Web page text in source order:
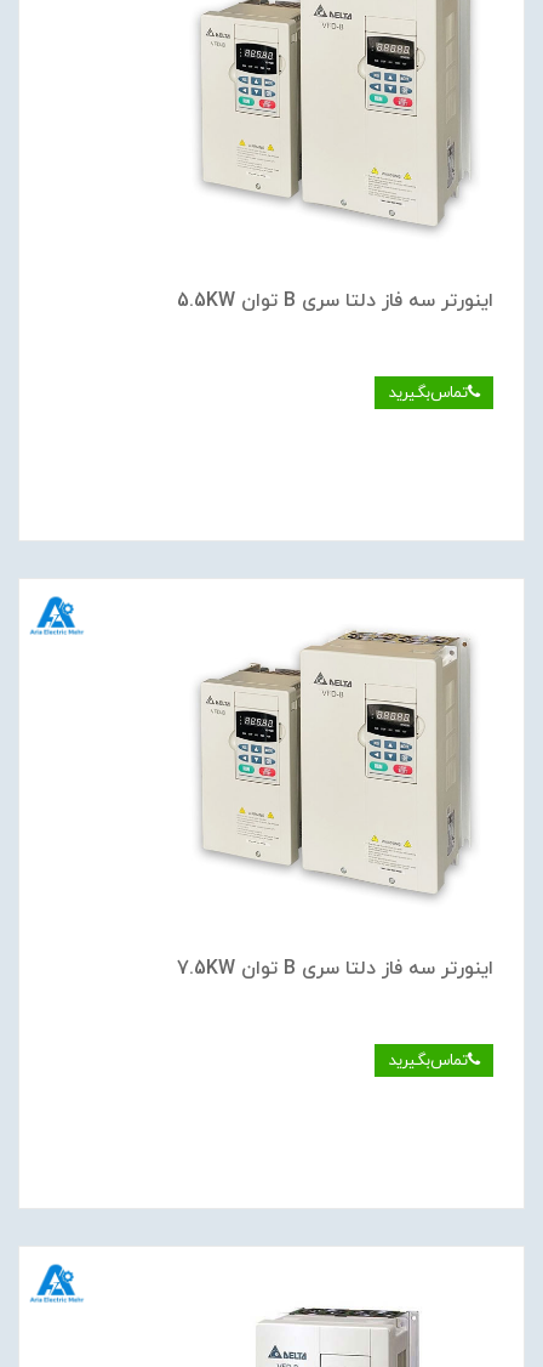
اینورتر سه فاز دلتا سری B توان 5.5KW
تماس‌بگیرید
اینورتر سه فاز دلتا سری B توان 7.5KW
تماس‌بگیرید